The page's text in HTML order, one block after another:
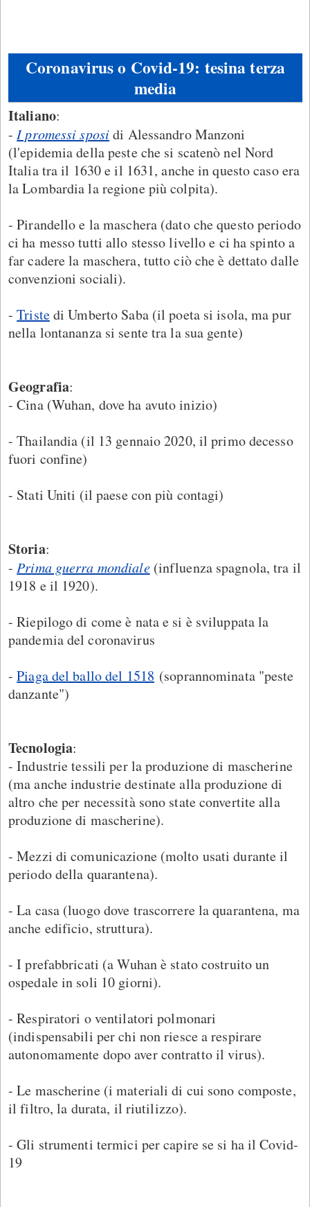
Coronavirus o Covid-19: tesina terza
media
Italiano:
-I promessi sposidi Alessandro Manzoni
(l'epidemia della peste che si scatenò nel Nord
Italia tra il 1630 e il 1631, anche in questo caso era
la Lombardia la regione più colpita).
- Pirandello e la maschera (dato che questo periodo
ci ha messo tutti allo stesso livello e ci ha spinto a
far cadere la maschera, tutto ciò che è dettato dalle
convenzioni sociali).
-Tristedi Umberto Saba (il poeta si isola, ma pur
nella lontananza si sente tra la sua gente)
Geografia:
- Cina (Wuhan, dove ha avuto inizio)
- Thailandia (il 13 gennaio 2020, il primo decesso
fuori confine)
- Stati Uniti (il paese con più contagi)
Storia:
-Prima guerra mondiale(influenza spagnola, tra il
1918 e il 1920).
- Riepilogo di come è nata e si è sviluppata la
pandemia del coronavirus
-Piaga del ballo del 1518 (soprannominata "peste
danzante")
Tecnologia:
- Industrie tessili per la produzione di mascherine
(ma anche industrie destinate alla produzione di
altro che per necessità sono state convertite alla
produzione di mascherine).
- Mezzi di comunicazione (molto usati durante il
periodo della quarantena).
- La casa (luogo dove trascorrere la quarantena, ma
anche edificio, struttura).
- I prefabbricati (a Wuhan è stato costruito un
ospedale in soli 10 giorni).
- Respiratori o ventilatori polmonari
(indispensabili per chi non riesce a respirare
autonomamente dopo aver contratto il virus).
- Le mascherine (i materiali di cui sono composte,
il filtro, la durata, il riutilizzo).
- Gli strumenti termici per capire se si ha il Covid-
19